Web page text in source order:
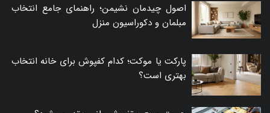
اصول چیدمان نشیمن؛ راهنمای جامع انتخاب
مبلمان و دکوراسیون منزل
پارکت یا موکت؛ کدام کفپوش برای خانه انتخاب
بهتری است؟